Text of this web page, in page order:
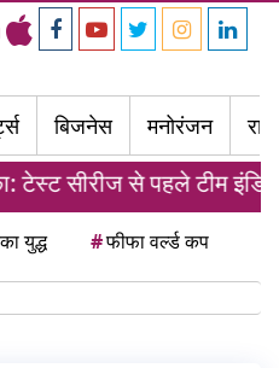
बिजनेस मनोरंजन
सीरीज से पहले टीम इंडिया
युद्ध #फीफा वर्ल्ड कप